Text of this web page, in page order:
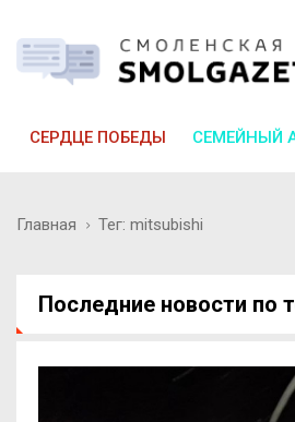
СЕРДЦЕ ПОБЕДЫ СЕМЕЙНЫЙ
Главная Тег: mitsubishi
Последние новости по